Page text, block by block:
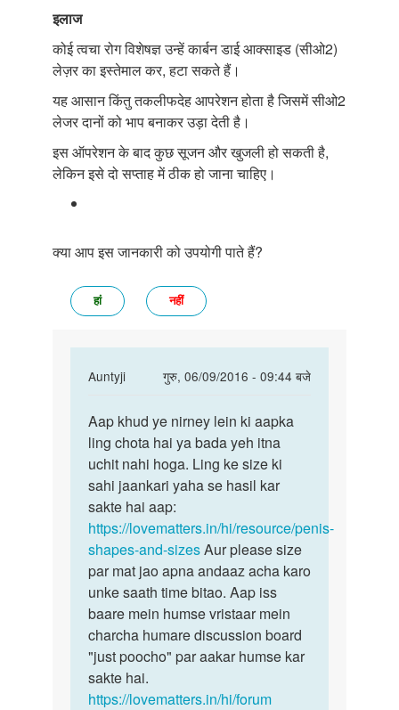
इलाज
कोई त्वचा रोग विशेषज्ञ उन्हें कार्बन डाई आक्साइड (सीओ2)
लेज़र का इस्तेमाल कर, हटा सकते हैं।
यह आसान किंतु तकलीफदेह आपरेशन होता है जिसमें सीओ2
लेजर दानों को भाप बनाकर उड़ा देती है।
इस ऑपरेशन के बाद कुछ सूजन और खुजली हो सकती है,
लेकिन इसे दो सप्ताह में ठीक हो जाना चाहिए।
क्या आप इस जानकारी को उपयोगी पाते हैं?
हां नहीं
Auntyji
गुरु, 06/09/2016 - 09:44 बजे
In
to
hello.anty
...
mara
name
by
arjun
sharma
Aap
khud
ye
nirney
lein
ki
Aap khud ye nirney lein ki aapka
ling chota hai ya bada yeh itna
uchit nahi hoga. Ling ke size ki
sahi jaankari yaha se hasil kar
sakte hai aap:
https://lovematters.in/hi/resource/penis-
shapes-and-sizesAur please size
par mat jao apna andaaz acha karo
unke saath time bitao. Aap iss
baare mein humse vristaar mein
charcha humare discussion board
"just poocho" par aakar humse kar
sakte hai.
https://lovematters.in/hi/forum